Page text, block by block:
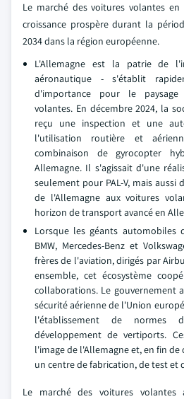
Le marché des voitures volantes
croissance prospère durant la
2034 dans la région européenne.
L'Allemagne est la patrie de
aéronautique - s'établit
d'importance pour le
volantes. En décembre 2024, la
reçu une inspection et une
l'utilisation routière et
combinaison de gyrocopter
Allemagne. Il s'agissait d'une
seulement pour PAL-V, mais
de l'Allemagne aux voitures
horizon de transport avancé en
Lorsque les géants automobiles
BMW, Mercedes-Benz et
frères de l'aviation, dirigés par
ensemble, cet écosystème
collaborations. Le gouvernement
sécurité aérienne de l'Union
l'établissement de normes
développement de vertiports.
l'image de l'Allemagne et, en fin
un centre de fabrication, de test et
Le marché des voitures